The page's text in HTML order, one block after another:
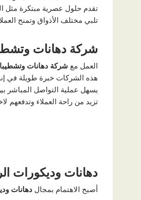
تقدم حلول عصرية مبتكرة مثل
تلبي مختلف الأذواق وتمنح
شركة دهانات
العمل مع شركة دهانات
هذه الشركات خبرة طويلة في
يسهل عملية التواصل المباشر
تزيد من راحة العملاء وتدفعهم
دهانات وديكورات
أصبح الاهتمام بمجال دهانات